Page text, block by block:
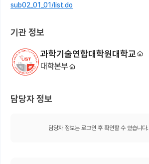
sub02_01_01/list.do
기관 정보
과학기술연합대학원대학교
대학본부
담당자 정보
담당자 정보는 로그인 후 확인할 수 있습니다.